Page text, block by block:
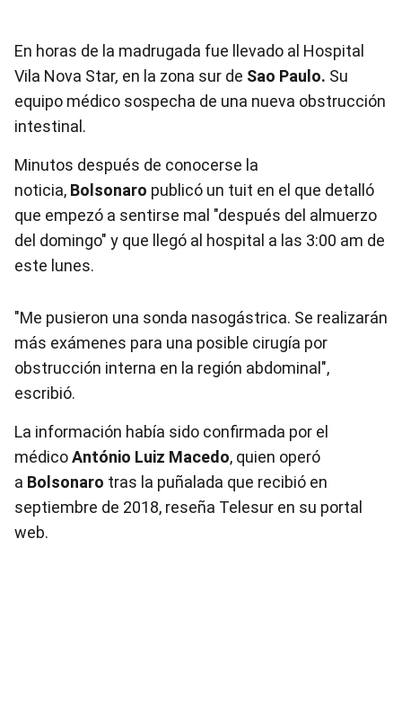
En horas de la madrugada fue llevado al Hospital
Vila Nova Star, en la zona sur de Sao Paulo. Su
equipo médico sospecha de una nueva obstrucción
intestinal.
Minutos después de conocerse la
noticia, Bolsonaro publicó un tuit en el que detalló
que empezó a sentirse mal "después del almuerzo
del domingo" y que llegó al hospital a las 3:00 am de
este lunes.
"Me pusieron una sonda nasogástrica. Se realizarán
más exámenes para una posible cirugía por
obstrucción interna en la región abdominal",
escribió.
La información había sido confirmada por el
médicoAntónio Luiz Macedo, quien operó
a Bolsonaro tras la puñalada que recibió en
septiembre de 2018, reseña Telesur en su portal
web.